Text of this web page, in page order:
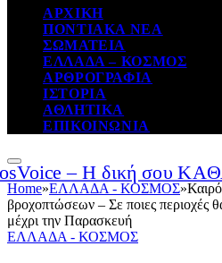
ΑΡΧΙΚΗ
ΠΟΝΤΙΑΚΑ ΝΕΑ
ΣΩΜΑΤΕΙΑ
ΕΛΛΑΔΑ – ΚΟΣΜΟΣ
ΑΡΘΡΟΓΡΑΦΙΑ
ΙΣΤΟΡΙΑ
ΑΘΛΗΤΙΚΑ
ΕΠΙΚΟΙΝΩΝΙΑ
Home»ΕΛΛΑΔΑ - ΚΟΣΜΟΣ»
βροχοπτώσεων – Σε ποιες περιοχές
μέχρι την Παρασκευή
ΕΛΛΑΔΑ - ΚΟΣΜΟΣ